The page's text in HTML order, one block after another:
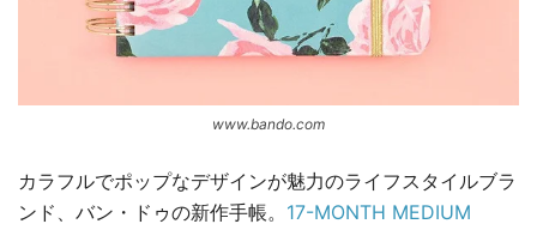
www.bando.com
カラフルでポップなデザインが魅力のライフスタイルブラ
ンド、バン・ドゥの新作手帳。 17-MONTH MEDIUM